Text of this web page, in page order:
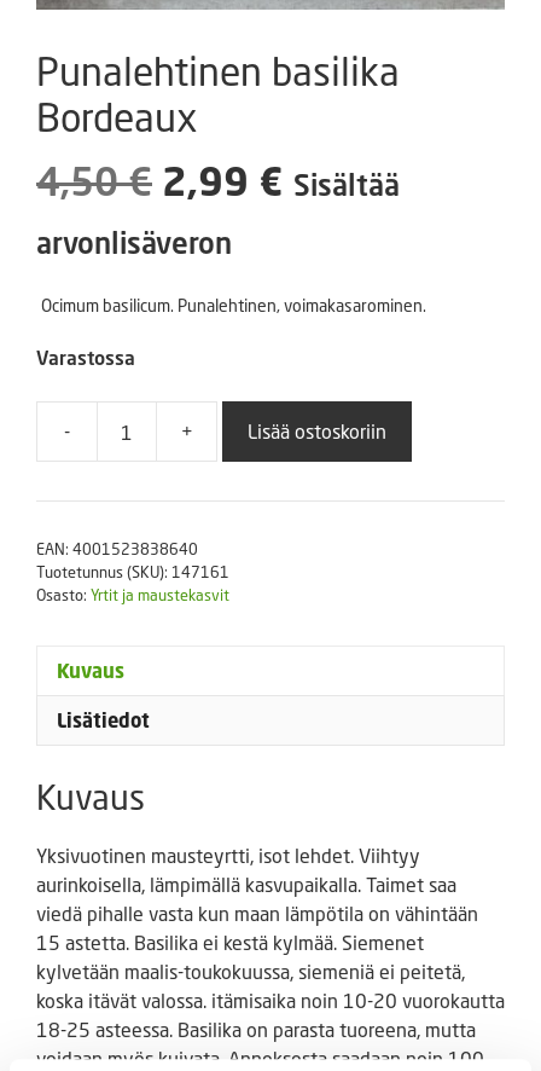
Punalehtinen basilika
Bordeaux
4,50€ Alkuperäinen
hinta
oli:
2,99 € Nykyinen
on:
Sisältää
arvonlisäveron
Ocimum basilicum. Punalehtinen, voimakasarominen.
Varastossa
-
Punalehtinen
Bordeaux
+ Lisää ostoskoriin
EAN: 4001523838640
Tuotetunnus (SKU): 147161
Osasto: Yrtit ja maustekasvit
Kuvaus
Lisätiedot
Kuvaus
Yksivuotinen mausteyrtti, isot lehdet. Viihtyy
aurinkoisella, lämpimällä kasvupaikalla. Taimet saa
viedä pihalle vasta kun maan lämpötila on vähintään
15 astetta. Basilika ei kestä kylmää. Siemenet
kylvetään maalis-toukokuussa, siemeniä ei peitetä,
koska itävät valossa. itämisaika noin 10-20 vuorokautta
18-25 asteessa. Basilika on parasta tuoreena, mutta
voidaan myös kuivata. Annoksesta saadaan noin 100